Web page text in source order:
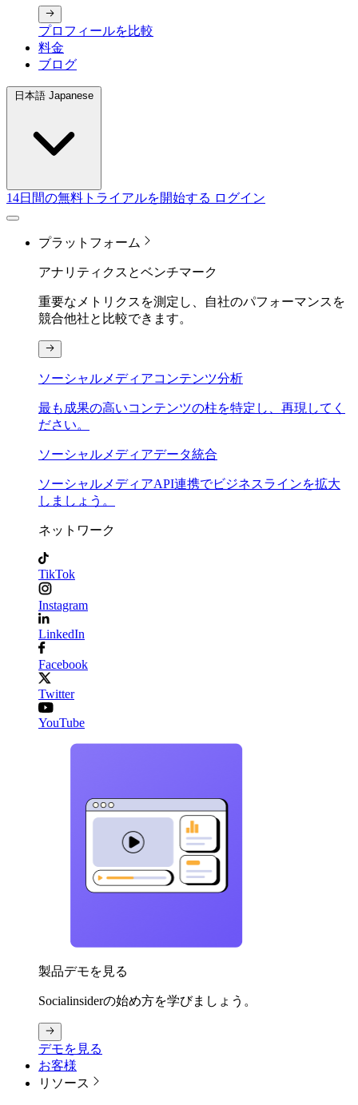
プロフィールを比較
料金
ブログ
14日間の無料トライアルを開始する ログイン
プラットフォーム
アナリティクスとベンチマーク
重要なメトリクスを測定し、自社のパフォーマンスを
競合他社と比較できます。
ソーシャルメディアコンテンツ分析
最も成果の高いコンテンツの柱を特定し、再現してく
ださい。
ソーシャルメディアデータ統合
ソーシャルメディアAPI連携でビジネスラインを拡大
しましょう。
ネットワーク
TikTok
Instagram
LinkedIn
Facebook
Twitter
YouTube
製品デモを見る
Socialinsiderの始め方を学びましょう。
デモを見る
お客様
リソース